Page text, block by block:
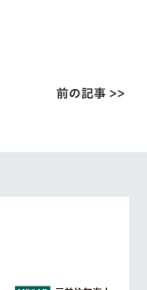
前の記事 >>